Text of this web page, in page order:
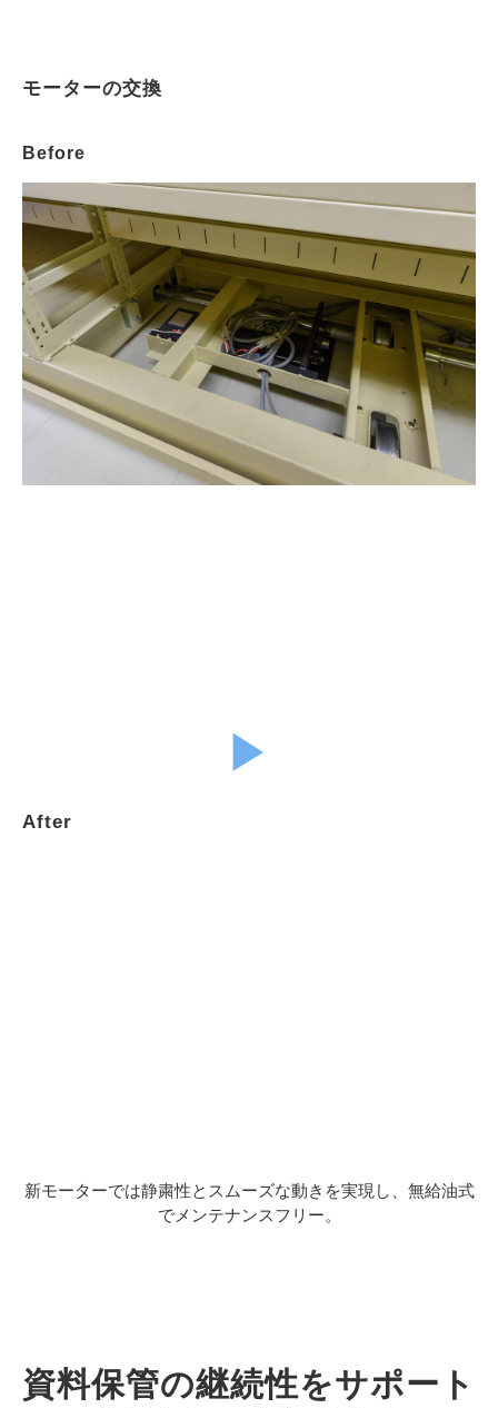
モーターの交換
Before
▶︎
After
新モーターでは静粛性とスムーズな動きを実現し、無給油式
でメンテナンスフリー。
資料保管の継続性をサポート